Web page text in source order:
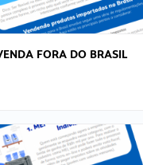
FORA DO BRASIL